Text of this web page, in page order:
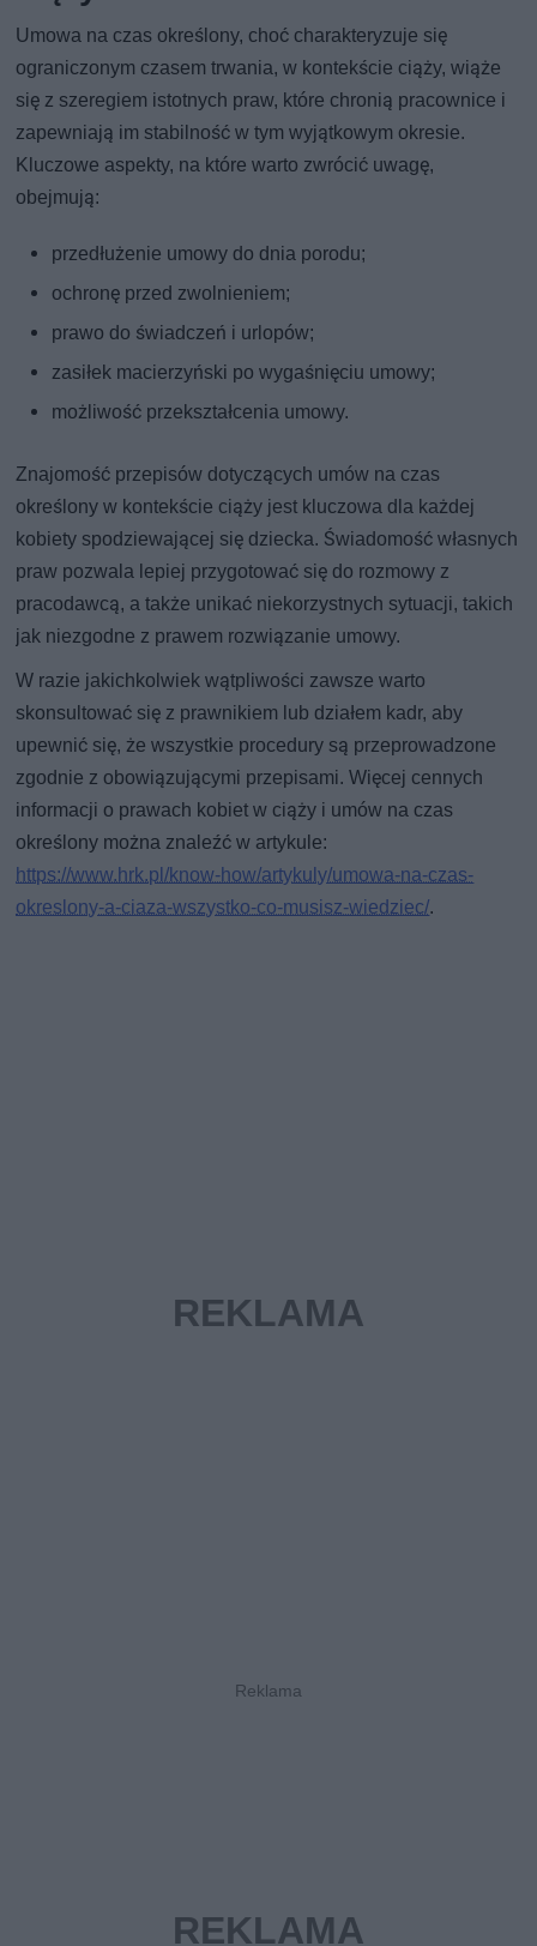
Umowa na czas określony, choć charakteryzuje się
ograniczonym czasem trwania, w kontekście ciąży, wiąże
się z szeregiem istotnych praw, które chronią pracownice i
zapewniają im stabilność w tym wyjątkowym okresie.
Kluczowe aspekty, na które warto zwrócić uwagę,
obejmują:
przedłużenie umowy do dnia porodu;
ochronę przed zwolnieniem;
prawo do świadczeń i urlopów;
zasiłek macierzyński po wygaśnięciu umowy;
możliwość przekształcenia umowy.
Znajomość przepisów dotyczących umów na czas
określony w kontekście ciąży jest kluczowa dla każdej
kobiety spodziewającej się dziecka. Świadomość własnych
praw pozwala lepiej przygotować się do rozmowy z
pracodawcą, a także unikać niekorzystnych sytuacji, takich
jak niezgodne z prawem rozwiązanie umowy.
W razie jakichkolwiek wątpliwości zawsze warto
skonsultować się z prawnikiem lub działem kadr, aby
upewnić się, że wszystkie procedury są przeprowadzone
zgodnie z obowiązującymi przepisami. Więcej cennych
informacji o prawach kobiet w ciąży i umów na czas
określony można znaleźć w artykule:
https://www.hrk.pl/know-how/artykuly/umowa-na-czas-
okreslony-a-ciaza-wszystko-co-musisz-wiedziec/.